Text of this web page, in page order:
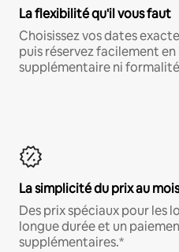
La flexibilité qu'il vous faut
Choisissez vos dates
puis réservez facilement
supplémentaire ni
La simplicité du prix au mois
Des prix spéciaux pour les
longue durée et un
supplémentaires.*